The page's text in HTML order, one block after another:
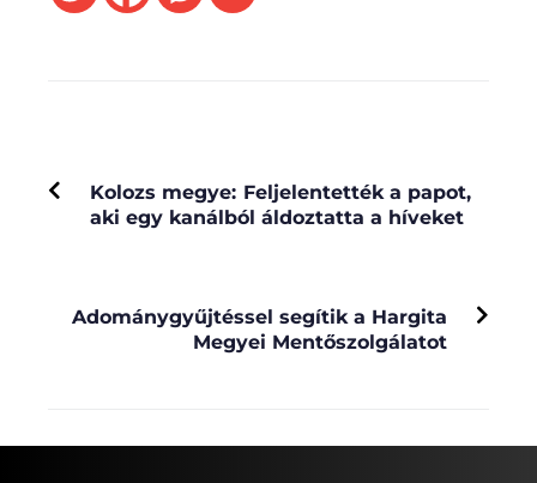
Kolozs megye: Feljelentették a papot,
aki egy kanálból áldoztatta a híveket
Adománygyűjtéssel segítik a Hargita
Megyei Mentőszolgálatot